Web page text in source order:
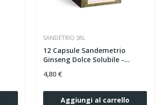
SANDETRIO SRL
12 Capsule Sandemetrio
Ginseng Dolce Solubile -...
4,80 €
Aggiungi al carrello